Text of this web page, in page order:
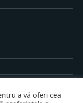
a vă oferi cea